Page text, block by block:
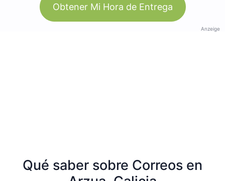
Obtener Mi Hora de Entrega
Anzeige
Qué saber sobre Correos en